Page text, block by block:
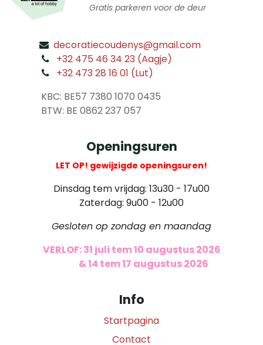
Gratis parkeren voor de deur
decoratiecoudenys@gmail.com
+32 475 46 34 23 (Aagje)
+32 473 28 16 01 (Lut)
KBC: BE57 7380 1070 0435
​ BTW: BE 0862 237 057
Openingsuren
LET OP! gewijzigde openingsuren!
Dinsdag tem vrijdag: 13u30 - 17u00
Zaterdag: 9u00 - 12u00
Gesloten op zondag en maandag
VERLOF: 31 juli tem 10 augustus 2026
& 14 tem 17 augustus 2026
Info
Startpagina
Contact